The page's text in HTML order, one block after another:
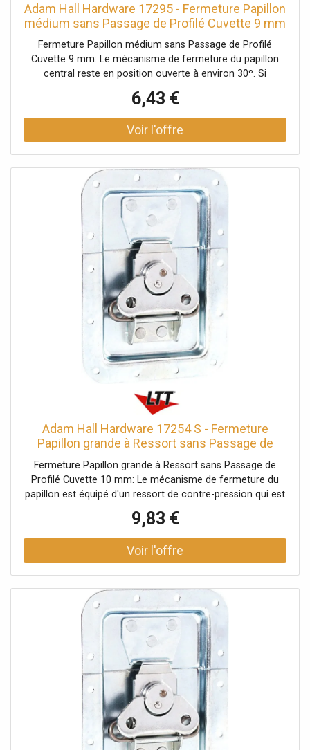
Adam Hall Hardware 17295 - Fermeture Papillon
médium sans Passage de Profilé Cuvette 9 mm
- Serrures
Fermeture Papillon médium sans Passage de Profilé
Cuvette 9 mm: Le mécanisme de fermeture du papillon
central reste en position ouverte à environ 30º. Si
rabattu vers l'extérieur. Données techniques: Type de
produit: Systèmes de fermeture, Type: Fermetures
papillon, Matériau: Acier, Surface: galvanisé, Ø trous de
Protection par rivets: Non, avec passage de profilé: Non,
Fonction Push-Flat: Non, Poids: 0,211 kg
6,43 €
Adam Hall Hardware 17254 S - Fermeture
Papillon grande à Ressort sans Passage de
Profilé Cuvette - Serrures
Fermeture Papillon grande à Ressort sans Passage de
Profilé Cuvette 10 mm: Le mécanisme de fermeture du
papillon est équipé d'un ressort de contre-pression qui est
automatiquement guidé vers l'extérieur dans sa position
d'ouverture d'environ 30º. En cas d'exigences
supplémentaires, le crochet de verrouillage peut
également être déplacé vers l'extérieur. Données
galvanisé, Ø trous de fixation: 5,1 mm, Verrouillable: Non,
Type cuvette: non cranté, Taille cuvette: grand,
Profondeur cuvette: 10 mm, Protection par rivets: Non,
avec passage de profilé: Oui, Fonction Push-Flat: Non,
Poids: 0,45 kg
9,83 €